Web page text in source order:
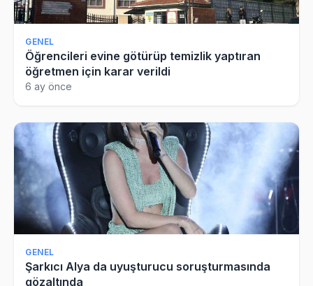
GENEL
Öğrencileri evine götürüp temizlik yaptıran
öğretmen için karar verildi
6 ay önce
GENEL
Şarkıcı Alya da uyuşturucu soruşturmasında
gözaltında